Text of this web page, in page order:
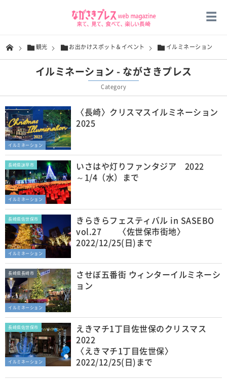
観光 お出かけスポット＆イベント イルミネーション
イルミネーション - ながさきプレス
Category
イルミネーション
〈長崎〉クリスマスイルミネーション
2025
長崎県諫早市
イルミネーション
いさはや灯りファンタジア 2022
～1/4（水）まで
長崎県佐世保市
イルミネーション
きらきらフェスティバル in SASEBO
vol.27 〈佐世保市街地〉
2022/12/25(日)まで
長崎県長崎市
イルミネーション
させぼ五番街 ウィンターイルミネーシ
ョン
長崎県佐世保市
イルミネーション
えきマチ1丁目佐世保のクリスマス
2022
〈えきマチ1丁目佐世保〉
2022/12/25(日)まで